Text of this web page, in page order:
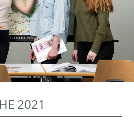
2021